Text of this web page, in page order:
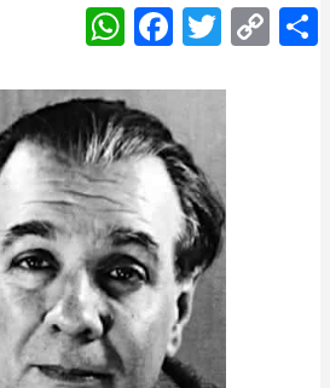
W
h
at
s
A
p
p
F
a
c
e
b
o
o
k
T
w
itt
er
C
o